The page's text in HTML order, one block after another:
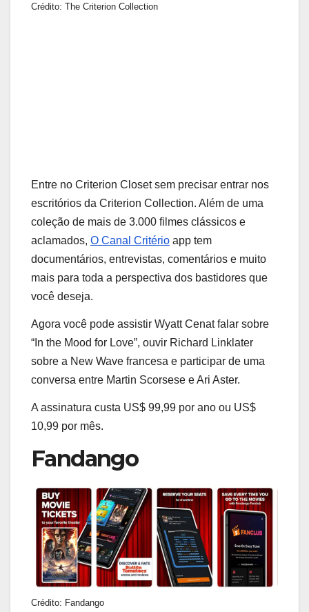
Crédito: The Criterion Collection
Entre no Criterion Closet sem precisar entrar nos
escritórios da Criterion Collection. Além de uma
coleção de mais de 3.000 filmes clássicos e
aclamados, O Canal Critério app tem
documentários, entrevistas, comentários e muito
mais para toda a perspectiva dos bastidores que
você deseja.
Agora você pode assistir Wyatt Cenat falar sobre
“In the Mood for Love”, ouvir Richard Linklater
sobre a New Wave francesa e participar de uma
conversa entre Martin Scorsese e Ari Aster.
A assinatura custa US$ 99,99 por ano ou US$
10,99 por mês.
Fandango
Crédito: Fandango